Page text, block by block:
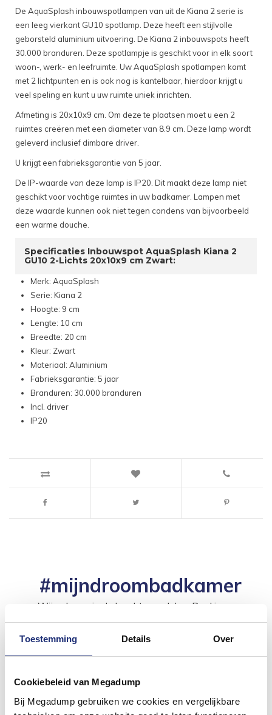
Toestemming Details Over
Cookiebeleid van Megadump
Bij Megadump gebruiken we cookies en vergelijkbare
De AquaSplash inbouwspotlampen van uit de Kiana 2 serie is
een leeg vierkant GU10 spotlamp. Deze heeft een stijlvolle
geborsteld aluminium uitvoering. De Kiana 2 inbouwspots heeft
30.000 branduren. Deze spotlampje is geschikt voor in elk soort
woon-, werk- en leefruimte. Uw AquaSplash spotlampen komt
met 2 lichtpunten en is ook nog is kantelbaar, hierdoor krijgt u
veel speling en kunt u uw ruimte uniek inrichten.
Afmeting is 20x10x9 cm. Om deze te plaatsen moet u een 2
ruimtes creëren met een diameter van 8.9 cm. Deze lamp wordt
geleverd inclusief dimbare driver.
U krijgt een fabrieksgarantie van 5 jaar.
De IP-waarde van deze lamp is IP20. Dit maakt deze lamp niet
geschikt voor vochtige ruimtes in uw badkamer. Lampen met
deze waarde kunnen ook niet tegen condens van bijvoorbeeld
een warme douche.
Specificaties Inbouwspot AquaSplash Kiana 2
GU10 2-Lichts 20x10x9 cm Zwart:
Merk: AquaSplash
Serie: Kiana 2
Hoogte: 9 cm
Lengte: 10 cm
Breedte: 20 cm
Kleur: Zwart
Materiaal: Aluminium
Fabrieksgarantie: 5 jaar
Branduren: 30.000 branduren
Incl. driver
IP20
#mijndroombadkamer
Wij geloven in de kracht van delen. Deel jouw
en tag @megadumpnl. Samen bouwen we een
inspirerende omgeving vol met unieke
badkamerstijlen. Doe je mee?